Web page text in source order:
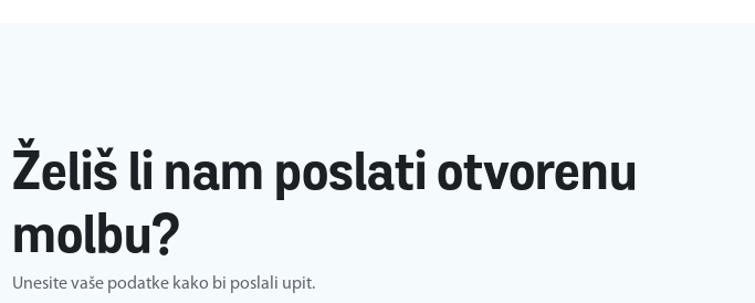
Želiš li nam poslati otvorenu
molbu?
Unesite vaše podatke kako bi poslali upit.